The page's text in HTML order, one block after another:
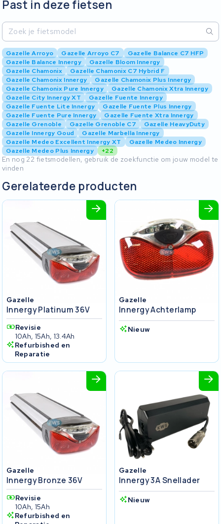
Past in deze fietsen
Gazelle Arroyo Gazelle Arroyo C7
Gazelle Balance C7 HFP
Gazelle Balance Innergy
Gazelle Bloom Innergy
Gazelle Chamonix
Gazelle Chamonix C7 Hybrid F
Gazelle Chamonix Innergy
Gazelle Chamonix Plus Innergy
Gazelle Chamonix Pure Innergy
Gazelle Chamonix Xtra Innergy
Gazelle City Innergy XT
Gazelle Fuente Innergy
Gazelle Fuente Lite Innergy
Gazelle Fuente Plus Innergy
Gazelle Fuente Pure Innergy
Gazelle Fuente Xtra Innergy
Gazelle Grenoble
Gazelle Grenoble C7
Gazelle HeavyDuty
Gazelle Innergy Goud
Gazelle Marbella Innergy
Gazelle Medeo Excellent Innergy XT
Gazelle Medeo Innergy
Gazelle Medeo Plus Innergy
+22
En nog 22 fietsmodellen, gebruik de zoekfunctie om jouw model te
vinden
Gerelateerde producten
Gazelle
Innergy Platinum 36V
Revisie
10Ah, 15Ah, 13.4Ah
Refurbished en
Reparatie
Gazelle
Innergy Achterlamp
Nieuw
Gazelle
Innergy Bronze 36V
Revisie
10Ah, 15Ah
Refurbished en
Gazelle
Innergy 3A Snellader
Nieuw